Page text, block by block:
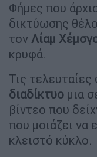
Φήμες που
δικτύωσης
τον Λίαμ
κρυφά.
Τις
διαδίκτυο μια
βίντεο που
που μοιάζει να
κλειστό κύκλο.